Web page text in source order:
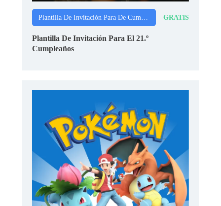
Plantilla De Invitación Para De Cumpleaños GRATIS
Plantilla De Invitación Para El 21.º
Cumpleaños